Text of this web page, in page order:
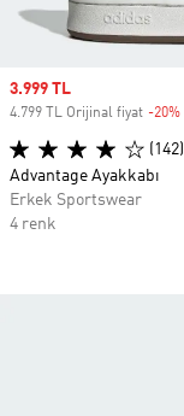
Sale price
3.999 TL
4.799 TL Orijinal fiyat -20%
(142)
Advantage Ayakkabı
Erkek Sportswear
4 renk